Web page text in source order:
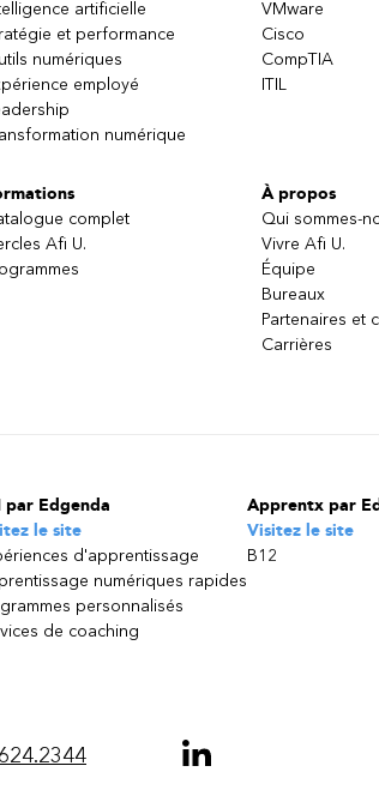
artificielle
et performance
numériques
employé
numérique
VMware
Cisco
CompTIA
ITIL
complet
Afi U.
À propos
Qui sommes-
Vivre Afi U.
Équipe
Bureaux
Partenaires et
Carrières
par Edgenda
le site
d'apprentissage
numériques rapides
personnalisés
de coaching
Apprentx par
Visitez le site
B12